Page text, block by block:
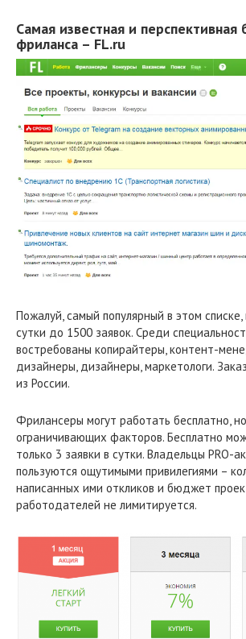
Самая известная и перспективная
фриланса – FL.ru
Пожалуй, самый популярный в этом
сутки до 1500 заявок. Среди
востребованы копирайтеры, контент-
дизайнеры, дизайнеры, маркетологи.
из России.
Фрилансеры могут работать бесплатно,
ограничивающих факторов. Бесплатно
только 3 заявки в сутки. Владельцы PRO-
пользуются ощутимыми привилегиями –
написанных ими откликов и бюджет
работодателей не лимитируется.